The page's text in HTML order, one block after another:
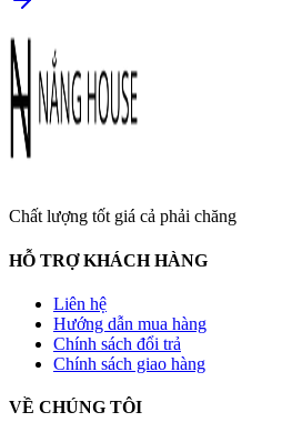
Chất lượng tốt giá cả phải chăng
HỖ TRỢ KHÁCH HÀNG
Liên hệ
Hướng dẫn mua hàng
Chính sách đổi trả
Chính sách giao hàng
VỀ CHÚNG TÔI